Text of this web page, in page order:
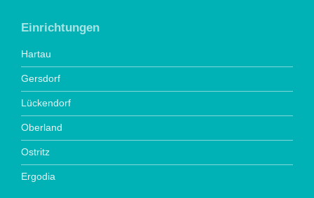
Einrichtungen
Hartau
Gersdorf
Lückendorf
Oberland
Ostritz
Ergodia